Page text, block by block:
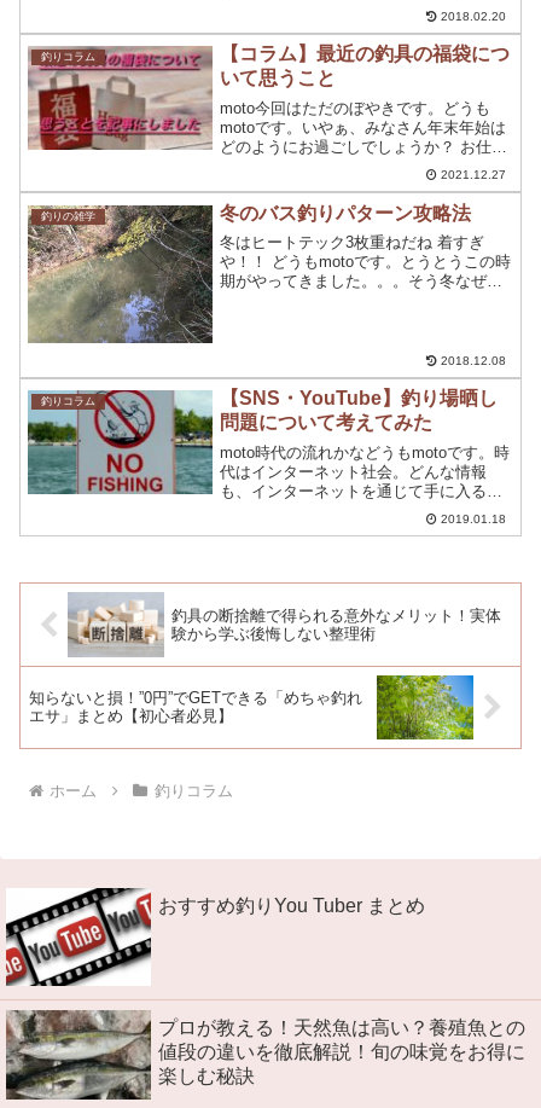
ク・メルカリがメインで購入していま
す。ただ、ネットでの購入さらには、オ
ークション経由での購入...
2018.02.20
釣りコラム
【コラム】最近の釣具の福袋につ
いて思うこと
moto今回はただのぼやきです。どうも
motoです。いやぁ、みなさん年末年始は
どのようにお過ごしでしょうか？ お仕事
の方 家事で忙しい方 行事で忙しい方 自
宅警備員の方？など、年末年始忙しい方
も多いと思います。いろんな方が働いて
いるからこそ...
2021.12.27
釣りの雑学 冬のバス釣りパターン攻略法
冬はヒートテック3枚重ねだね 着すぎ
や！！ どうもmotoです。とうとうこの時
期がやってきました。。。そう冬なぜ冬
2018.12.08
釣りコラム
【SNS・YouTube】釣り場晒し
問題について考えてみた
moto時代の流れかなどうもmotoです。時
代はインターネット社会。どんな情報
も、インターネットを通じて手に入るこ
とが多くなりましたね。釣りに関して
も、新製品情報や釣り場・ポイントをす
2019.01.18
釣具の断捨離で得られる意外なメリット！実体
験から学ぶ後悔しない整理術
知らないと損！”0円”でGETできる「めちゃ釣れ
エサ」まとめ【初心者必見】
ホーム 釣りコラム
おすすめ釣りYou Tuber まとめ
プロが教える！天然魚は高い？養殖魚との
値段の違いを徹底解説！旬の味覚をお得に
楽しむ秘訣